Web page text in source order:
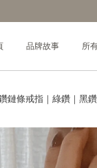
品牌故事 所
鏈條戒指｜綠鑽｜黑